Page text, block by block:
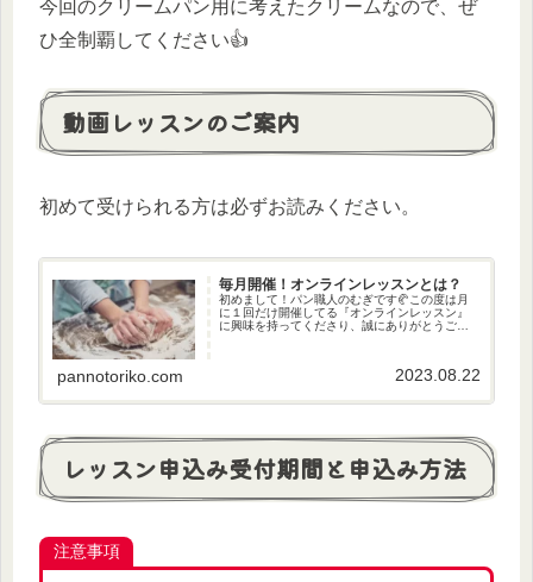
今回のクリームパン用に考えたクリームなので、ぜ
ひ全制覇してください👍
動画レッスンのご案内
初めて受けられる方は必ずお読みください。
毎月開催！オンラインレッスンとは？
初めまして！パン職人のむぎです🥐この度は月
に１回だけ開催してる『オンラインレッスン』
に興味を持ってくださり、誠にありがとうござ
pannotoriko.com 2023.08.22
レッスン申込み受付期間と申込み方法
注意事項